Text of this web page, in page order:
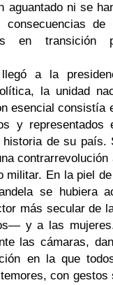
aguantado ni se
de
en transición
llegó a la
la unidad
esencial consistía
y representados
de su país.
contrarrevolución
militar. En la piel
se hubiera
más secular de
y a las
las cámaras,
en la que
con